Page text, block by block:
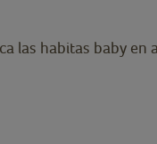
las habitas baby en